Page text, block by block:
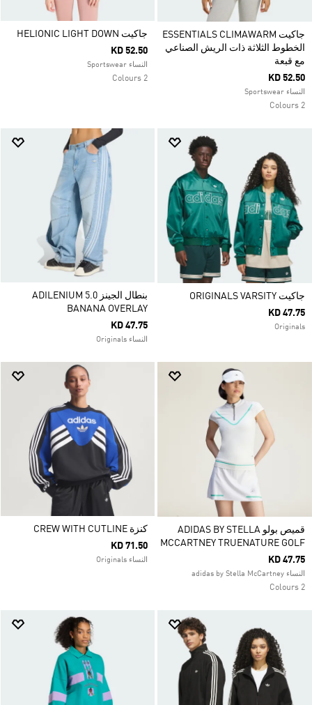
جاكيت ESSENTIALS CLIMAWARM
الخطوط الثلاثة ذات الريش الصناعي
مع قبعة
KD 52.50
النساء Sportswear
2 Colours
جاكيت HELIONIC LIGHT DOWN
KD 52.50
النساء Sportswear
2 Colours
جاكيت ORIGINALS VARSITY
KD 47.75
Originals
بنطال الجينز ADILENIUM 5.0
BANANA OVERLAY
KD 47.75
النساء Originals
قميص بولو ADIDAS BY STELLA
MCCARTNEY TRUENATURE GOLF
KD 47.75
النساء adidas by Stella McCartney
2 Colours
كنزة CREW WITH CUTLINE
KD 71.50
النساء Originals